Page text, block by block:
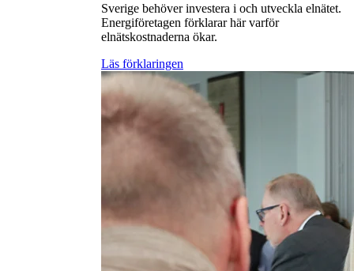
Sverige behöver investera i och utveckla elnätet.
Energiföretagen förklarar här varför
elnätskostnaderna ökar.
Läs förklaringen